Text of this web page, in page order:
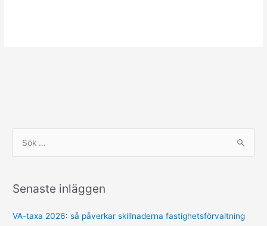
e
Senaste inläggen
VA-taxa 2026: så påverkar skillnaderna fastighetsförvaltning